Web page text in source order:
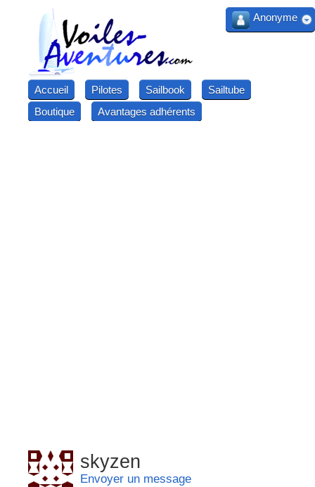
Accueil Pilotes Sailbook
Sailtube
Boutique
Avantages adhérents
skyzen
Envoyer un message
Anonyme